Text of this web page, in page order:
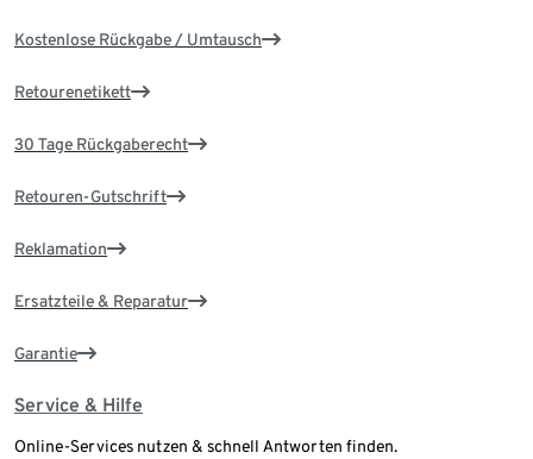
Kostenlose Rückgabe / Umtausch
Retourenetikett
30 Tage Rückgaberecht
Retouren-Gutschrift
Reklamation
Ersatzteile & Reparatur
Garantie
Service & Hilfe
Online-Services nutzen & schnell Antworten finden.